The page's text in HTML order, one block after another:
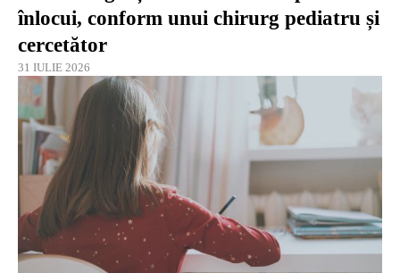
înlocui, conform unui chirurg pediatru și
cercetător
31 IULIE 2026